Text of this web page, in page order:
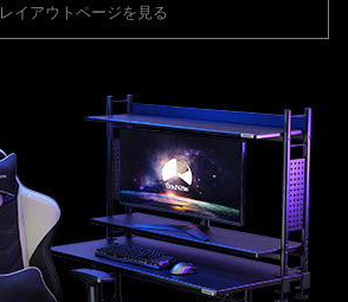
レイアウトページを見る